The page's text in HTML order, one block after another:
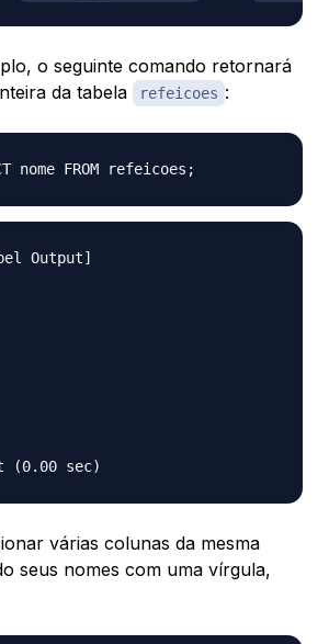
o seguinte comando retornará
da tabela refeicoes :
nome FROM refeicoes ;
Output]
várias colunas da mesma
seus nomes com uma vírgula,